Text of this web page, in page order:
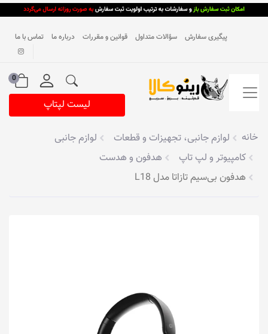
پیگیری سفارش سؤالات متداول قوانین و مقررات درباره ما تماس با ما
0
لیست لپتاپ
خانه لوازم جانبی، تجهیزات و قطعات
لوازم جانبی
کامپیوتر و لپ تاپ
هدفون و هدست
هدفون بی‌سیم تازاتا مدل L18